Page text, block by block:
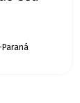
Paraná